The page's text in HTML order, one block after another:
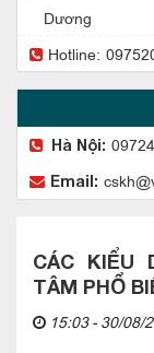
Dương
Hotline:
Hà Nội:
Email:
CÁC KIỂU
TÂM PHỔ
15:03 - 30/08/